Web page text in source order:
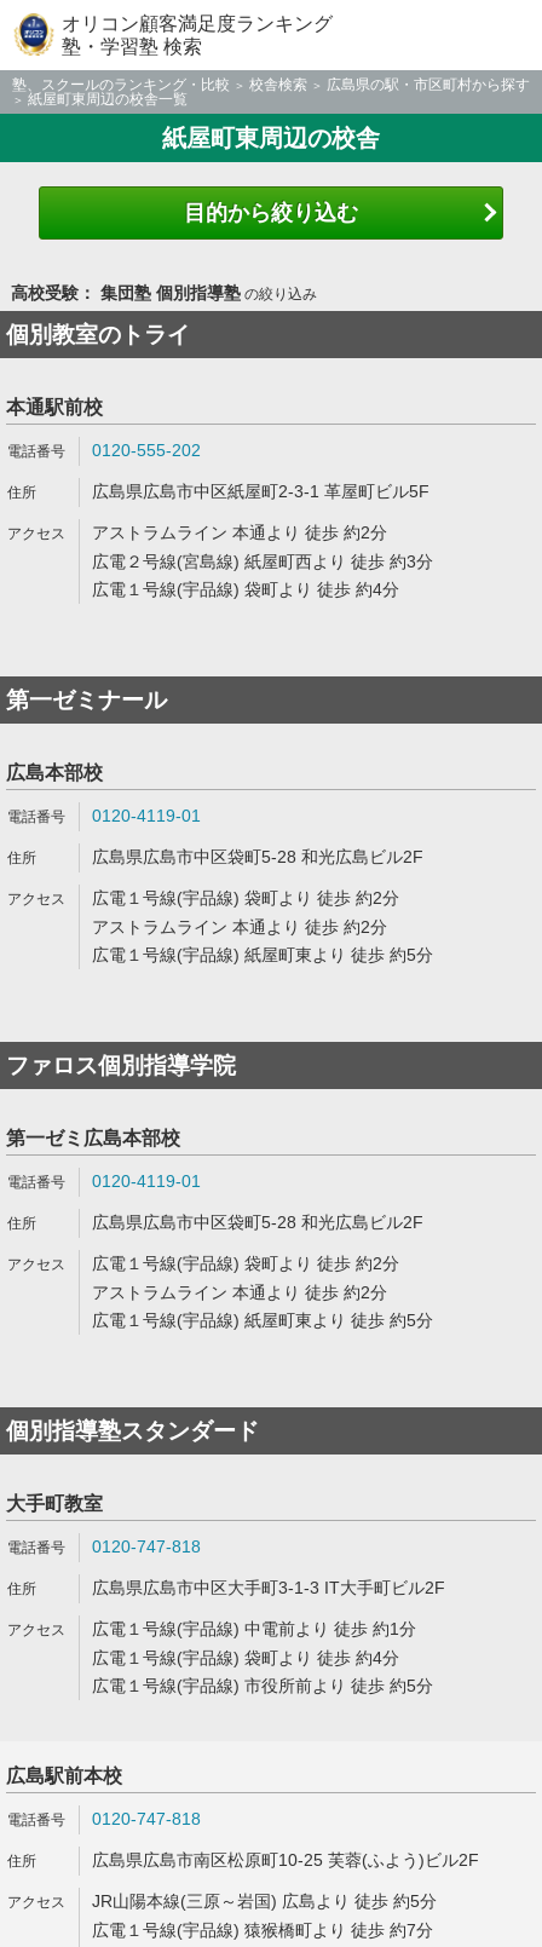
オリコン顧客満足度ランキング
塾・学習塾 検索
塾、スクールのランキング・比較 校舎検索
広島県の駅・市区町村から探す
紙屋町東周辺の校舎一覧
紙屋町東周辺の校舎
目的から絞り込む
高校受験： 集団塾 個別指導塾の絞り込み
個別教室のトライ
本通駅前校
0120-555-202
広島県広島市中区紙屋町2-3-1 革屋町ビル5F
アストラムライン 本通より 徒歩 約2分
広電２号線(宮島線) 紙屋町西より 徒歩 約3分
広電１号線(宇品線) 袋町より 徒歩 約4分
第一ゼミナール
広島本部校
0120-4119-01
広島県広島市中区袋町5-28 和光広島ビル2F
広電１号線(宇品線) 袋町より 徒歩 約2分
アストラムライン 本通より 徒歩 約2分
広電１号線(宇品線) 紙屋町東より 徒歩 約5分
ファロス個別指導学院
第一ゼミ広島本部校
0120-4119-01
広島県広島市中区袋町5-28 和光広島ビル2F
広電１号線(宇品線) 袋町より 徒歩 約2分
アストラムライン 本通より 徒歩 約2分
広電１号線(宇品線) 紙屋町東より 徒歩 約5分
個別指導塾スタンダード
大手町教室
0120-747-818
広島県広島市中区大手町3-1-3 IT大手町ビル2F
広電１号線(宇品線) 中電前より 徒歩 約1分
広電１号線(宇品線) 袋町より 徒歩 約4分
広電１号線(宇品線) 市役所前より 徒歩 約5分
広島駅前本校
0120-747-818
広島県広島市南区松原町10-25 芙蓉(ふよう)ビル2F
JR山陽本線(三原～岩国) 広島より 徒歩 約5分
広電１号線(宇品線) 猿猴橋町より 徒歩 約7分